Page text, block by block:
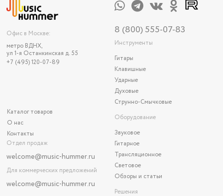
Офис в Москве:
метро ВДНХ,
ул 1-я Останкинская д. 55
+7 (495) 120-07-89
Каталог товаров
О нас
Контакты
Отдел продаж
welcome@music-hummer.ru
Для коммерческих предложений
welcome@music-hummer.ru
8 (800) 555-07-83
Инструменты
Гитары
Клавишные
Ударные
Духовые
Струнно-Смычковые
Оборудование
Звуковое
Гитарное
Трансляционное
Световое
Обзоры и статьи
Решения